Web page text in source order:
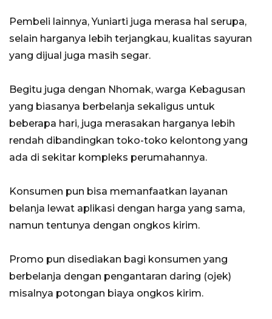
Pembeli lainnya, Yuniarti juga merasa hal serupa,
selain harganya lebih terjangkau, kualitas sayuran
yang dijual juga masih segar.
Begitu juga dengan Nhomak, warga Kebagusan
yang biasanya berbelanja sekaligus untuk
beberapa hari, juga merasakan harganya lebih
rendah dibandingkan toko-toko kelontong yang
ada di sekitar kompleks perumahannya.
Konsumen pun bisa memanfaatkan layanan
belanja lewat aplikasi dengan harga yang sama,
namun tentunya dengan ongkos kirim.
Promo pun disediakan bagi konsumen yang
berbelanja dengan pengantaran daring (ojek)
misalnya potongan biaya ongkos kirim.